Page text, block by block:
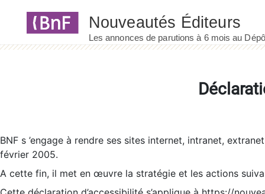
BNF s ’engage à rendre ses sites internet, intranet,
février 2005.
A cette fin, il met en œuvre la stratégie et les actions